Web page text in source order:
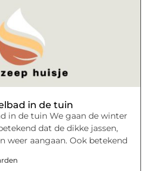
in de tuin
in de tuin We gaan de winter
dat de dikke jassen,
weer aangaan. Ook betekend